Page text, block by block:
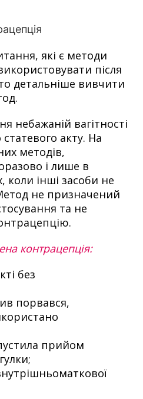
які є методи
після
детальніше вивчити
небажаній вагітності
акту. На
методів,
і лише в
коли інші засоби не
не призначений
та не
контрацепція:
без
порвався,
прийом